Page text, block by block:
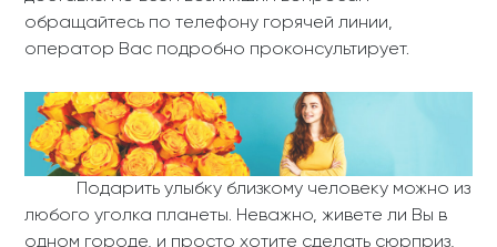
обращайтесь по телефону горячей линии,
оператор Вас подробно проконсультирует.
Подарить улыбку близкому человеку можно из
любого уголка планеты. Неважно, живете ли Вы в
одном городе, и просто хотите сделать сюрприз,